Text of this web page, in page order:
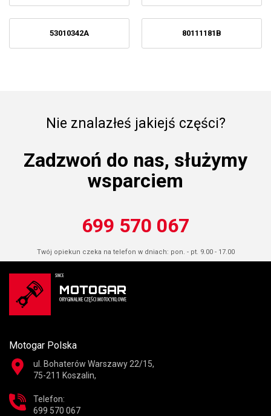
53010342A 80111181B
Nie znalazłeś jakiejś części?
Zadzwoń do nas, służymy
wsparciem
699 570 067
Twój opiekun czeka na telefon w dniach: pon. - pt. 9.00 - 17.00
Motogar Polska
ul. Bohaterów Warszawy 22/15,
75-211 Koszalin,
Telefon:
699 570 067